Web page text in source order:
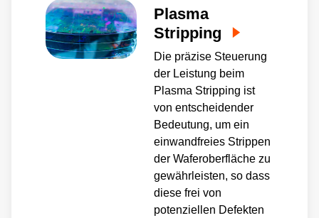
Plasma
Stripping
Die präzise Steuerung
der Leistung beim
Plasma Stripping ist
von entscheidender
Bedeutung, um ein
einwandfreies Strippen
der Waferoberfläche zu
gewährleisten, so dass
diese frei von
potenziellen Defekten